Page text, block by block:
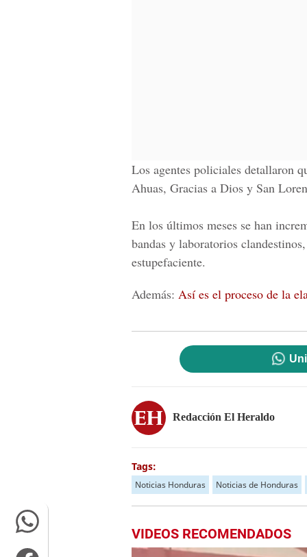
Los agentes policiales detallaron
Ahuas, Gracias a Dios y San
En los últimos meses se han
bandas y laboratorios
estupefaciente.
Además: Así es el proceso de la
Redacción El Heraldo
Tags:
Noticias Honduras Noticias de Honduras
VIDEOS RECOMENDADOS